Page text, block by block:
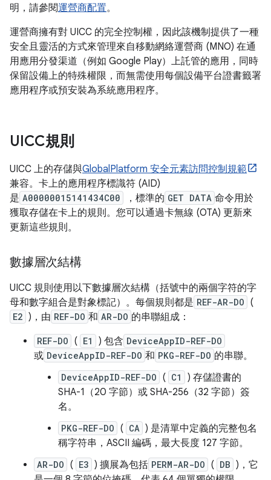
明，請參閱運營商配置。
運營商擁有對 UICC 的完全控制權，因此該機制提供了一種
安全且靈活的方式來管理來自移動網絡運營商 (MNO) 在通
用應用分發渠道（例如 Google Play）上託管的應用，同時
保留設備上的特殊權限，而無需使用每個設備平台證書籤署
應用程序或預安裝為系統應用程序。
UICC規則
UICC 上的存儲與GlobalPlatform 安全元素訪問控制規範
兼容。卡上的應用程序標識符 (AID)
是 A00000015141434C00 ，標準的 GET DATA 命令用於
獲取存儲在卡上的規則。您可以通過卡無線 (OTA) 更新來
更新這些規則。
數據層次結構
UICC 規則使用以下數據層次結構（括號中的兩個字符的字
母和數字組合是對象標記）。每個規則都是 REF-AR-DO (
E2 )，由 REF-DO 和 AR-DO 的串聯組成：
REF-DO ( E1 ) 包含 DeviceAppID-REF-DO
或 DeviceAppID-REF-DO 和 PKG-REF-DO 的串聯。
DeviceAppID-REF-DO ( C1
) 存儲證書的
SHA-1（20 字節）或 SHA-256（32 字節）簽
名。
PKG-REF-DO ( CA ) 是清單中定義的完整包名
稱字符串，ASCII 編碼，最大長度 127 字節。
AR-DO ( E3 ) 擴展為包括 PERM-AR-DO ( DB )，它